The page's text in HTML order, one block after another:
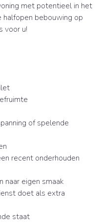
met potentieel in het
halfopen bebouwing op
voor u!
of spelende
recent onderhouden
naar eigen smaak
doet als extra
staat